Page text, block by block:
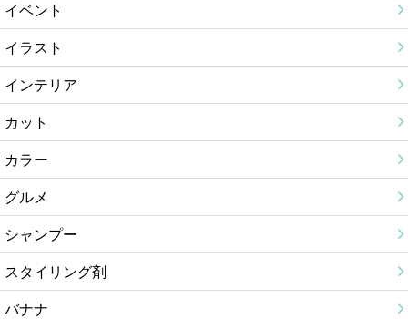
イベント
イラスト
インテリア
カット
カラー
グルメ
シャンプー
スタイリング剤
バナナ